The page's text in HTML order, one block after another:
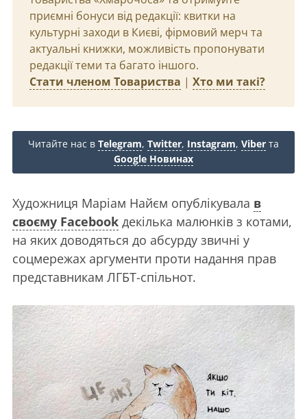
приємні бонуси від редакції: квитки на
культурні заходи в Києві, фірмовий мерч та
актуальні книжки, можливість пропонувати
редакції теми та багато іншого.
Стати членом Товариства | Хто ми такі?
Читайте нас в Telegram, Twitter, Instagram, Viber та
Google Новинах
Художниця Маріам Найєм опублікувала в
своєму Facebook декілька малюнків з котами,
на яких доводяться до абсурду звичні у
соцмережах аргументи проти надання прав
представникам ЛГБТ-спільнот.